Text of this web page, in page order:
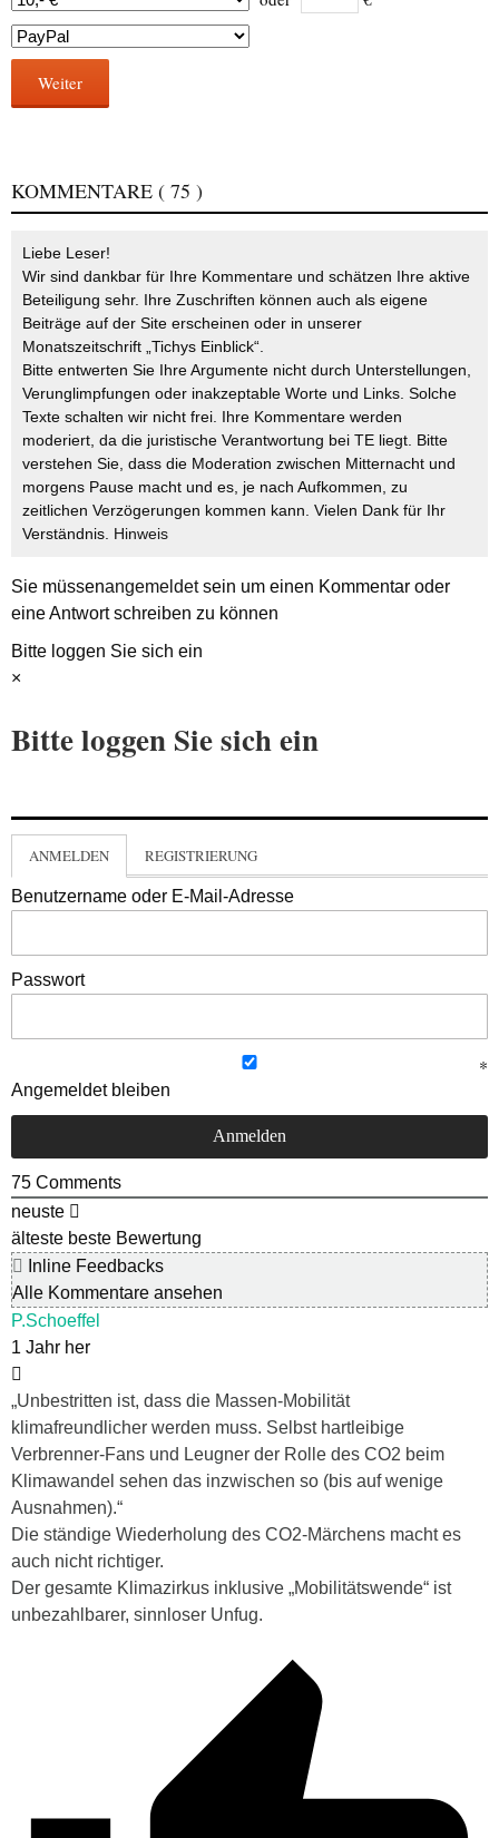
Weiter
KOMMENTARE ( 75 )
Liebe Leser!
Wir sind dankbar für Ihre Kommentare und schätzen Ihre aktive
Beteiligung sehr. Ihre Zuschriften können auch als eigene
Beiträge auf der Site erscheinen oder in unserer
Monatszeitschrift „Tichys Einblick“.
Bitte entwerten Sie Ihre Argumente nicht durch Unterstellungen,
Verunglimpfungen oder inakzeptable Worte und Links. Solche
Texte schalten wir nicht frei. Ihre Kommentare werden
moderiert, da die juristische Verantwortung bei TE liegt. Bitte
verstehen Sie, dass die Moderation zwischen Mitternacht und
morgens Pause macht und es, je nach Aufkommen, zu
zeitlichen Verzögerungen kommen kann. Vielen Dank für Ihr
Verständnis. Hinweis
Sie müssenangemeldetsein um einen Kommentar oder
eine Antwort schreiben zu können
Bitte loggen Sie sich ein
×
Bitte loggen Sie sich ein
ANMELDEN REGISTRIERUNG
Benutzername oder E-Mail-Adresse
Passwort
Angemeldet bleiben
75 Comments
neuste
älteste beste Bewertung
Inline Feedbacks
Alle Kommentare ansehen
P.Schoeffel
1 Jahr her
„Unbestritten ist, dass die Massen-Mobilität
klimafreundlicher werden muss. Selbst hartleibige
Verbrenner-Fans und Leugner der Rolle des CO2 beim
Klimawandel sehen das inzwischen so (bis auf wenige
Ausnahmen).“
Die ständige Wiederholung des CO2-Märchens macht es
auch nicht richtiger.
Der gesamte Klimazirkus inklusive „Mobilitätswende“ ist
unbezahlbarer, sinnloser Unfug.